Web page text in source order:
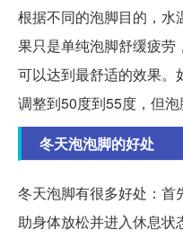
根据不同的泡脚目的，水
果只是单纯泡脚舒缓疲劳
可以达到最舒适的效果。
调整到50度到55度，但泡
冬天泡泡脚的好处
冬天泡脚有很多好处：首
助身体放松并进入休息状